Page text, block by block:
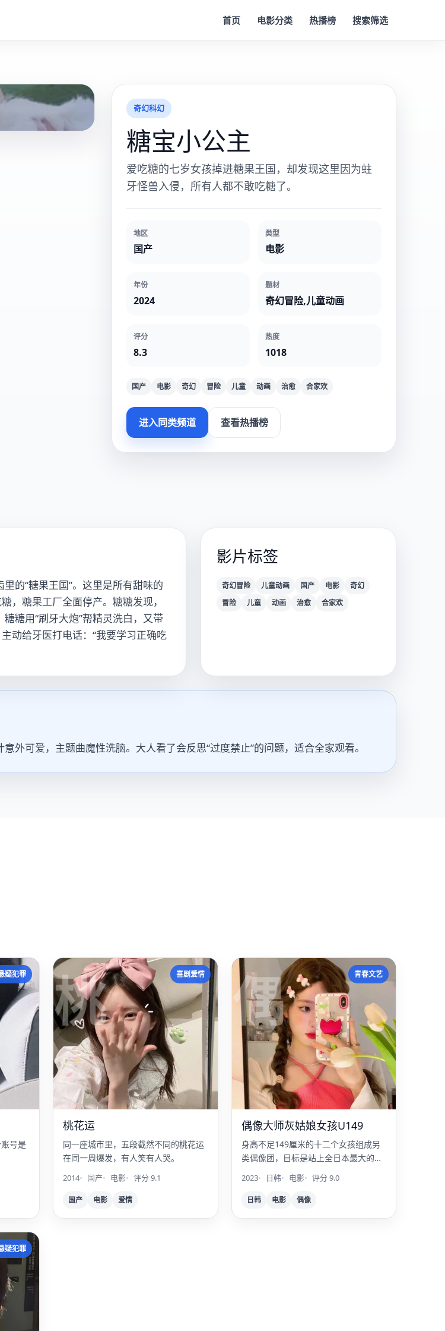
首页 电影分类 热播榜 搜索筛选
奇幻科幻
糖宝小公主
爱吃糖的七岁女孩掉进糖果王国，却发现这里因为蛀
牙怪兽入侵，所有人都不敢吃糖了。
地区
国产
类型
电影
年份
2024
题材
奇幻冒险,儿童动画
评分
8.3
热度
1018
国产 电影 奇幻 冒险 儿童 动画 治愈 合家欢
进入同类频道 查看热播榜
的“糖果王国”。这里是所有甜味的
，糖果工厂全面停产。糖糖发现，
糖用“刷牙大炮”帮精灵洗白，又带
动给牙医打电话：“我要学习正确吃
影片标签
奇幻冒险 儿童动画 国产 电影
奇幻
冒险
儿童 动画 治愈 合家欢
外可爱，主题曲魔性洗脑。大人看了会反思“过度禁止”的问题，适合全家观看。
疑犯罪
号是
桃 喜剧爱情
桃花运
同一座城市里，五段截然不同的桃花运
在同一周爆发，有人笑有人哭。
2014 国产 电影 评分 9.1
国产 电影 爱情
偶 青春文艺
偶像大师灰姑娘女孩U149
身高不足149厘米的十二个女孩组成另
类偶像团，目标是站上全日本最大的巨
2023 日韩 电影 评分 9.0
日韩 电影 偶像
疑犯罪